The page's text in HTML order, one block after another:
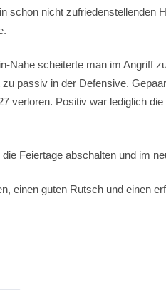
schon nicht zufriedenstellenden
Nahe scheiterte man im Angriff
passiv in der Defensive.
verloren. Positiv war lediglich
Feiertage abschalten und im
einen guten Rutsch und einen